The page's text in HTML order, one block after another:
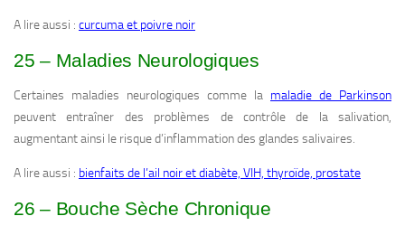
A lire aussi : curcuma et poivre noir
25 – Maladies Neurologiques
Certaines maladies neurologiques comme la maladie de Parkinson
peuvent entraîner des problèmes de contrôle de la salivation,
augmentant ainsi le risque d’inflammation des glandes salivaires.
A lire aussi : bienfaits de l’ail noir et diabète, VIH, thyroïde, prostate
26 – Bouche Sèche Chronique